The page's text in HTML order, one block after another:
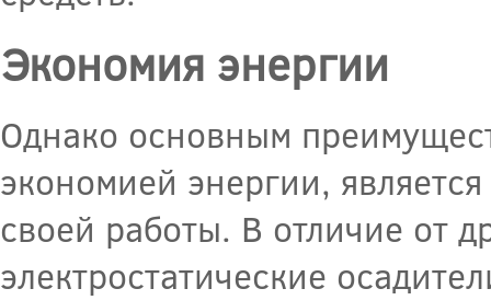
Экономия энергии
Однако основным
экономией энергии,
своей работы. В отличие от
электростатические